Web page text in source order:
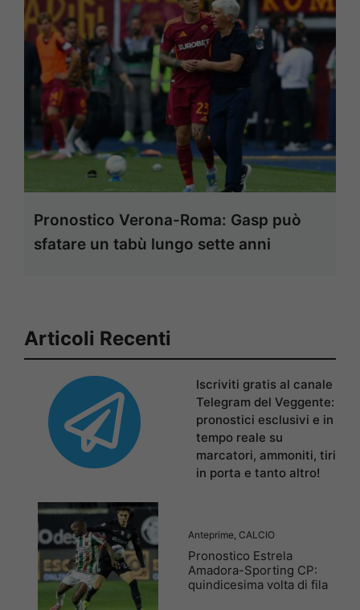
Pronostico Verona-Roma: Gasp può
sfatare un tabù lungo sette anni
Articoli Recenti
Iscriviti gratis al canale
Telegram del Veggente:
pronostici esclusivi e in
tempo reale su
marcatori, ammoniti, tiri
in porta e tanto altro!
Anteprime, CALCIO
Pronostico Estrela
Amadora-Sporting CP:
quindicesima volta di fila